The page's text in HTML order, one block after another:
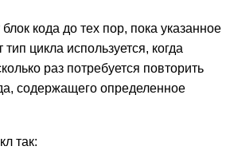
кода до тех пор, пока указанное
цикла используется, когда
раз потребуется повторить
содержащего определенное
так: